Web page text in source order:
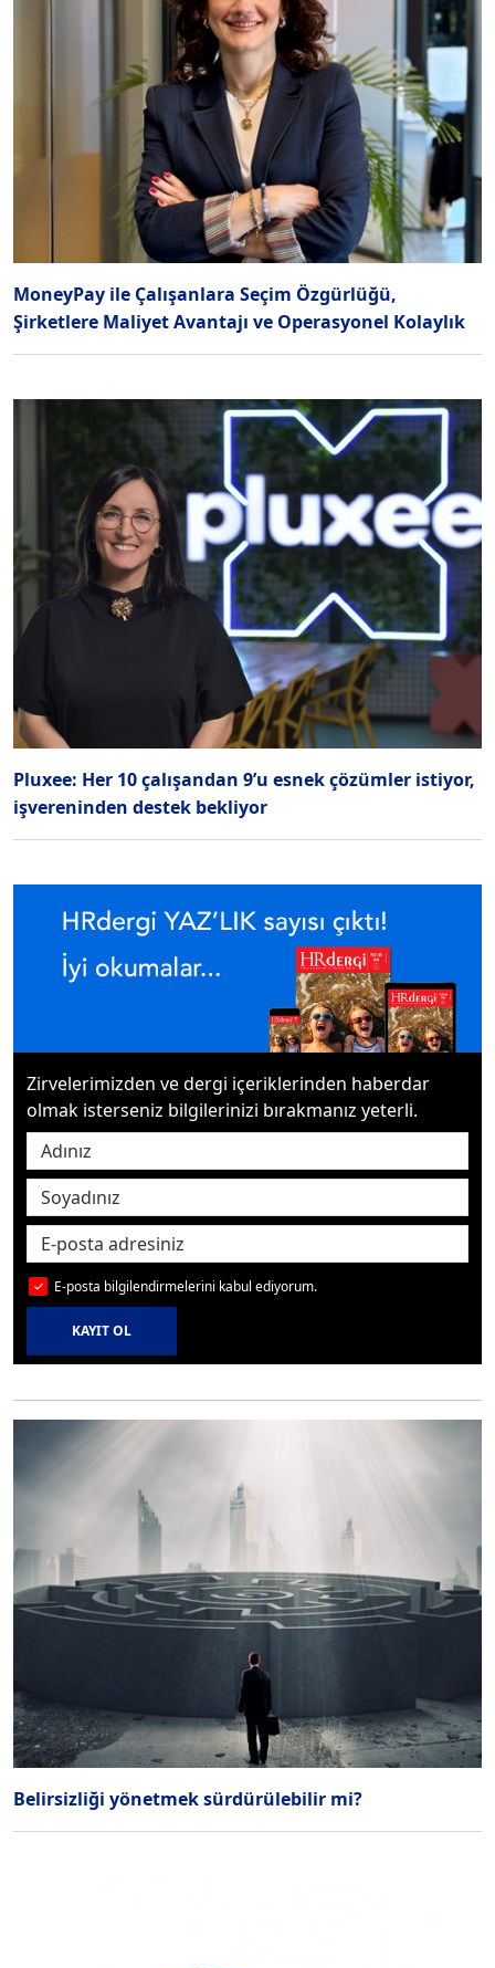
MoneyPay ile Çalışanlara Seçim Özgürlüğü,
Şirketlere Maliyet Avantajı ve Operasyonel Kolaylık
Pluxee: Her 10 çalışandan 9’u esnek çözümler istiyor,
işvereninden destek bekliyor
Zirvelerimizden ve dergi içeriklerinden haberdar
olmak isterseniz bilgilerinizi bırakmanız yeterli.
E-posta bilgilendirmelerini kabul ediyorum.
KAYIT OL
Belirsizliği yönetmek sürdürülebilir mi?